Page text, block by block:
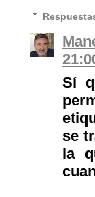
Sí
se
la